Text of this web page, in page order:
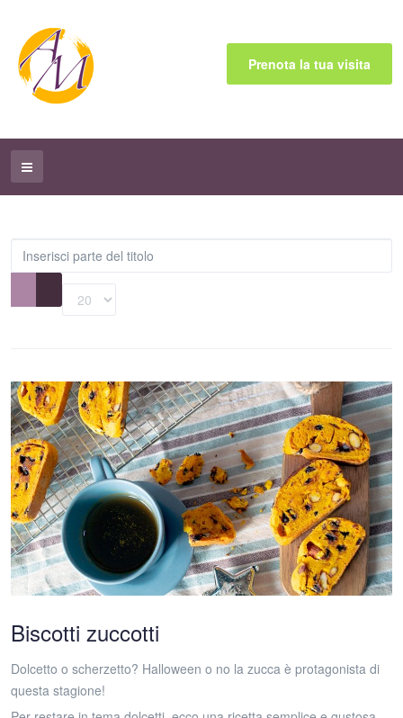
Prenota la tua visita
Inserisci
parte
Visualizza
n.
Biscotti zuccotti
Dolcetto o scherzetto? Halloween o no la zucca è protagonista di
questa stagione!